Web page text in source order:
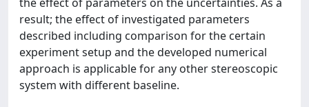
result; the effect of investigated parameters
described including comparison for the certain
experiment setup and the developed numerical
approach is applicable for any other stereoscopic
system with different baseline.